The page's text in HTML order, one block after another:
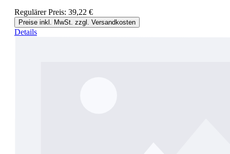
Regulärer Preis: 39,22 €
Preise inkl. MwSt. zzgl. Versandkosten
Details